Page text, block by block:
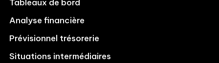
Tableaux de bord
Analyse financière
Prévisionnel trésorerie
Situations intermédiaires